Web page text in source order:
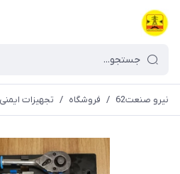
نیرو صنعت62 / فروشگاه / تجهیزات ایمنی